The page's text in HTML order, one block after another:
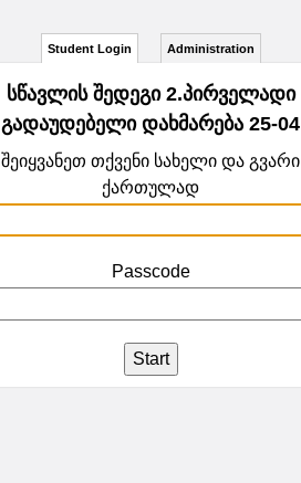
Student Login Administration
სწავლის შედეგი 2.პირველადი
გადაუდებელი დახმარება 25-04
შეიყვანეთ თქვენი სახელი და გვარი
ქართულად
Passcode